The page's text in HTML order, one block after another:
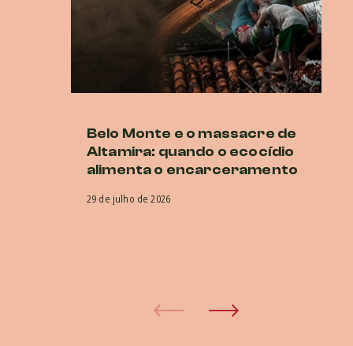
Belo Monte e o massacre de
Altamira: quando o ecocídio
alimenta o encarceramento
29 de julho de 2026